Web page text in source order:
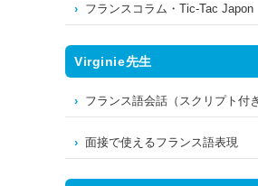
フランスコラム・Tic-Tac Japon
Virginie先生
フランス語会話（スクリプト付き
面接で使えるフランス語表現